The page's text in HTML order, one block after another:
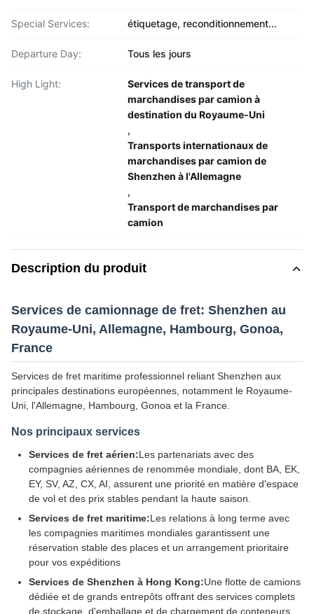
Special Services: étiquetage, reconditionnement...
Departure Day: Tous les jours
High Light:
Services de transport de
marchandises par camion à
destination du Royaume-Uni
,
Transports internationaux de
marchandises par camion de
Shenzhen à l'Allemagne
,
Transport de marchandises par
camion
Description du produit
Services de camionnage de fret: Shenzhen au
Royaume-Uni, Allemagne, Hambourg, Gonoa,
France
Services de fret maritime professionnel reliant Shenzhen aux
principales destinations européennes, notamment le Royaume-
Uni, l'Allemagne, Hambourg, Gonoa et la France.
Nos principaux services
Services de fret aérien:Les partenariats avec des
compagnies aériennes de renommée mondiale, dont BA, EK,
EY, SV, AZ, CX, AI, assurent une priorité en matière d'espace
de vol et des prix stables pendant la haute saison.
Services de fret maritime:Les relations à long terme avec
les compagnies maritimes mondiales garantissent une
réservation stable des places et un arrangement prioritaire
pour vos expéditions
Services de Shenzhen à Hong Kong:Une flotte de camions
dédiée et de grands entrepôts offrant des services complets
de stockage, d'emballage et de chargement de conteneurs